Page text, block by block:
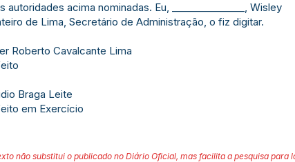
autoridades acima nominadas. Eu, _______________, Wisley
de Lima, Secretário de Administração, o fiz digitar.
Roberto Cavalcante Lima
Braga Leite
em Exercício
não substitui o publicado no Diário Oficial, mas facilita a pesquisa para